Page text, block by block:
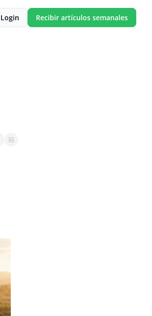
Login Recibir artículos semanales